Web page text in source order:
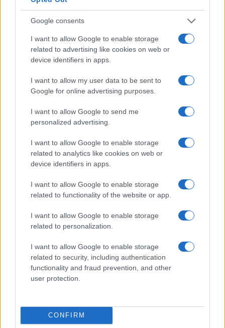
Google consents
I want to allow Google to enable storage
related to advertising like cookies on web or
device identifiers in apps.
I want to allow my user data to be sent to
Google for online advertising purposes.
I want to allow Google to send me
personalized advertising.
I want to allow Google to enable storage
related to analytics like cookies on web or
device identifiers in apps.
I want to allow Google to enable storage
related to functionality of the website or app.
I want to allow Google to enable storage
related to personalization.
I want to allow Google to enable storage
related to security, including authentication
functionality and fraud prevention, and other
user protection.
CONFIRM
Martina Agostina Diturco
I nostri cari